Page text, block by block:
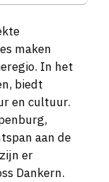
maken
In het
biedt
en cultuur.
aan de
er
Dankern.